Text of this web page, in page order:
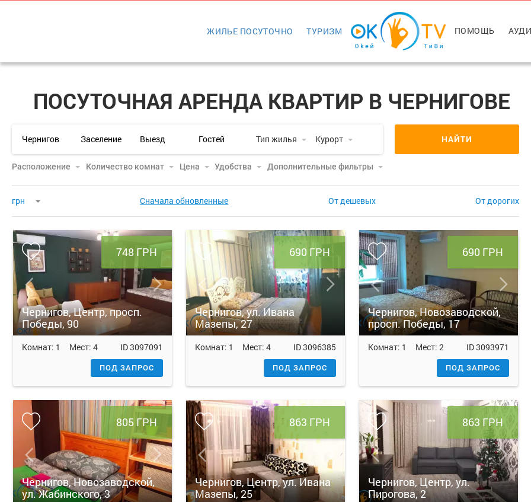
ЖИЛЬЕ ПОСУТОЧНО ТУРИЗМ ПОМОЩЬ
ПОСУТОЧНАЯ АРЕНДА КВАРТИР В ЧЕРНИГОВЕ
Тип жилья Курорт
Расположение Количество комнат Цена Удобства Дополнительные фильтры
НАЙТИ
грн Сначала обновленные От дешевых От дорогих
748 ГРН
Чернигов, Центр, просп.
Победы, 90
Комнат: 1 Мест: 4 ID3097091
ПОД ЗАПРОС
690 ГРН
Чернигов, ул. Ивана
Мазепы, 27
Комнат: 1 Мест: 4 ID3096385
ПОД ЗАПРОС
690 ГРН
Чернигов, Новозаводской,
просп. Победы, 17
Комнат: 1 Мест: 2 ID3093971
ПОД ЗАПРОС
805 ГРН
Чернигов, Новозаводской,
ул. Жабинского, 3
863 ГРН
Чернигов, Центр, ул. Ивана
Мазепы, 25
863 ГРН
Чернигов, Центр, ул.
Пирогова, 2